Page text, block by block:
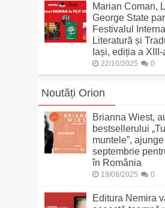
Marian Coman,
George State
Festivalul
Literatură și
Iași, ediția a XIII-
22/10/2025 0
Noutăți Orion
Brianna Wiest,
bestsellerului
muntele”,
septembrie
în România
19/08/2025 0
Editura Nemira